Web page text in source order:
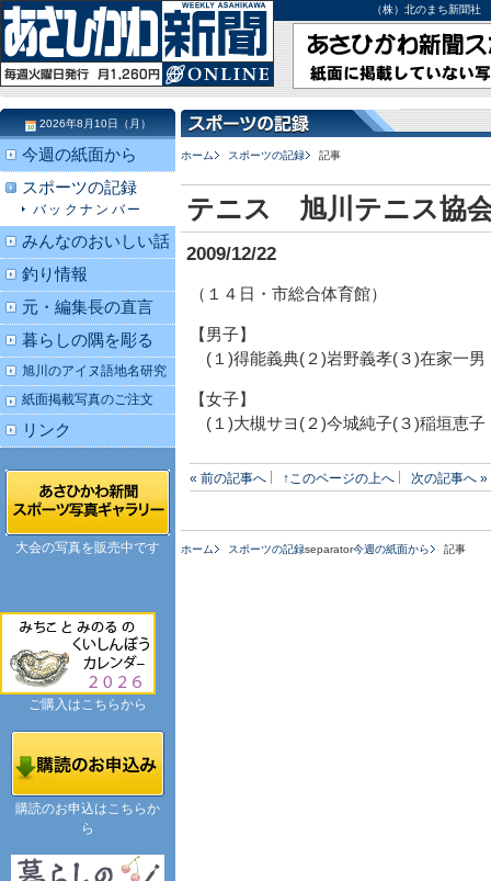
（株）北のまち新聞
ホーム スポーツの記録 記事
テニス 旭川テニス協
2009/12/22
（１４日・市総合体育館）
【男子】
(１)得能義典(２)岩野義孝(３)在家一男
【女子】
(１)大槻サヨ(２)今城純子(３)稲垣恵子
« 前の記事へ ↑このページの上へ 次の記事へ »
ホーム スポーツの記録separator今週の紙面から 記事
2026年8月10日（月）
今週の紙面から
スポーツの記録
バックナンバー
みんなのおいしい話
釣り情報
元・編集長の直言
暮らしの隅を彫る
旭川のアイヌ語地名研究
紙面掲載写真のご注文
リンク
大会の写真を販売中です
ご購入はこちらから
購読のお申込はこちらか
ら